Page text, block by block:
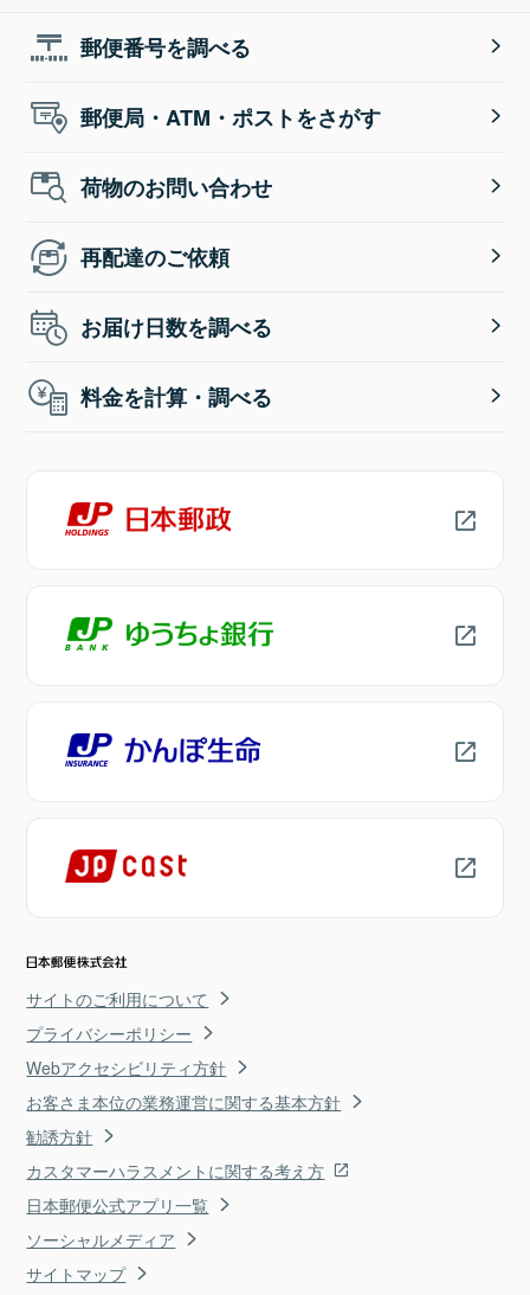
郵便番号を調べる
郵便局・ATM・ポストをさがす
荷物のお問い合わせ
再配達のご依頼
お届け日数を調べる
料金を計算・調べる
サイトのご利用について
プライバシーポリシー
Webアクセシビリティ方針
お客さま本位の業務運営に関する基本方針
勧誘方針
カスタマーハラスメントに関する考え方
日本郵便公式アプリ一覧
ソーシャルメディア
サイトマップ